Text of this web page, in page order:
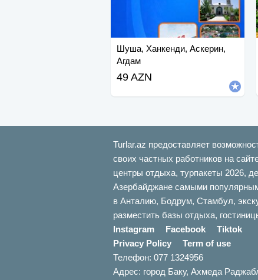
Шуша, Ханкенди, Аскерин,
Агдам
49 AZN
Turlar.az предоставляет
своих частных работников на
центры отдыха, турпакеты 2026,
Азербайджане самыми
в Анталию, Бодрум, Стамбул,
разместить базы отдыха,
Instagram
Facebook
Tiktok
Privacy Policy
Term of use
Телефон: 077 1324956
Адрес: город Баку, Ахмеда